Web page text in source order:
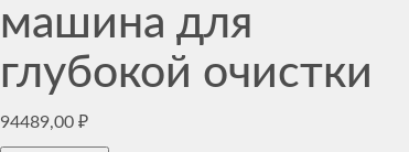
машина для
глубокой очистки
94489,00₽